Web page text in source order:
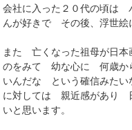
会社に入った２０代の頃は
んが好きで その後、浮世絵
また 亡くなった祖母が日本
のをみて 幼な心に 何歳か
いんだな という確信みた
に対しては 親近感があり
いと思います。